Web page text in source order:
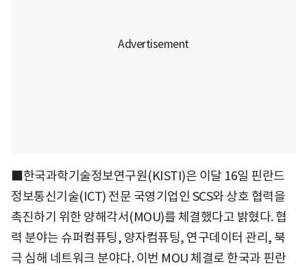
■한국과학기술정보연구원(KISTI)은 이달 16일 핀란드
정보통신기술(ICT) 전문 국영기업인 SCS와 상호 협력을
촉진하기 위한 양해각서(MOU)를 체결했다고 밝혔다. 협
력 분야는 슈퍼컴퓨팅, 양자컴퓨팅, 연구데이터 관리, 북
극 심해 네트워크 분야다. 이번 MOU 체결로 한국과 핀란